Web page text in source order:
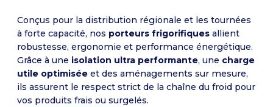
Conçus pour la distribution régionale et les tournées
à forte capacité, nos porteurs frigorifiques allient
robustesse, ergonomie et performance énergétique.
Grâce à une isolation ultra performante, une charge
utile optimisée et des aménagements sur mesure,
ils assurent le respect strict de la chaîne du froid pour
vos produits frais ou surgelés.